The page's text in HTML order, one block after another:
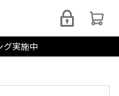
グ実施中